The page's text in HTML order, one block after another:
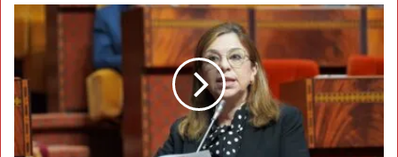
وزيرة
التضامن
في
مرمى
الانتقادات
بسبب
تفاقم
التشرد